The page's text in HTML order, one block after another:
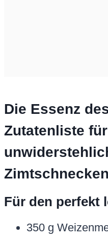
Die Essenz
Zutatenliste für
Zimtschnecken
Für den perfekt
350 g